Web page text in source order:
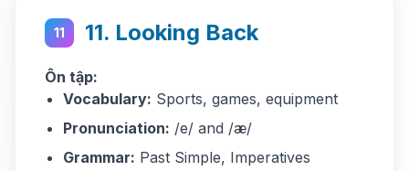
11 11. Looking Back
Ôn tập:
Vocabulary: Sports, games, equipment
Pronunciation: /e/ and /æ/
Grammar: Past Simple, Imperatives